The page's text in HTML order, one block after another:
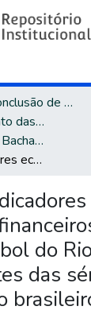
Trabalhos de Conclusão de Curso
Área do Conhecimento das Ciências Sociais Aplicadas
Ciências Contábeis - Bacharelado
Análise dos indicadores econômicos e financeiros dos clubes de futebol do Rio Grande do Sul participantes das séries A e B do campeonato brasileiro
do
das